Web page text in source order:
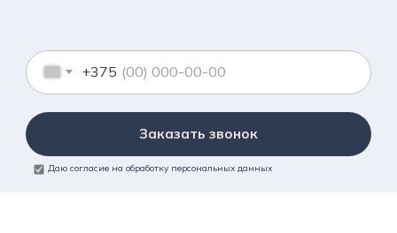
+375
Заказать звонок
Даю согласие на обработку персональных данных